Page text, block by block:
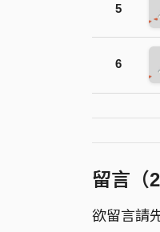
5
6
留言（2
欲留言請